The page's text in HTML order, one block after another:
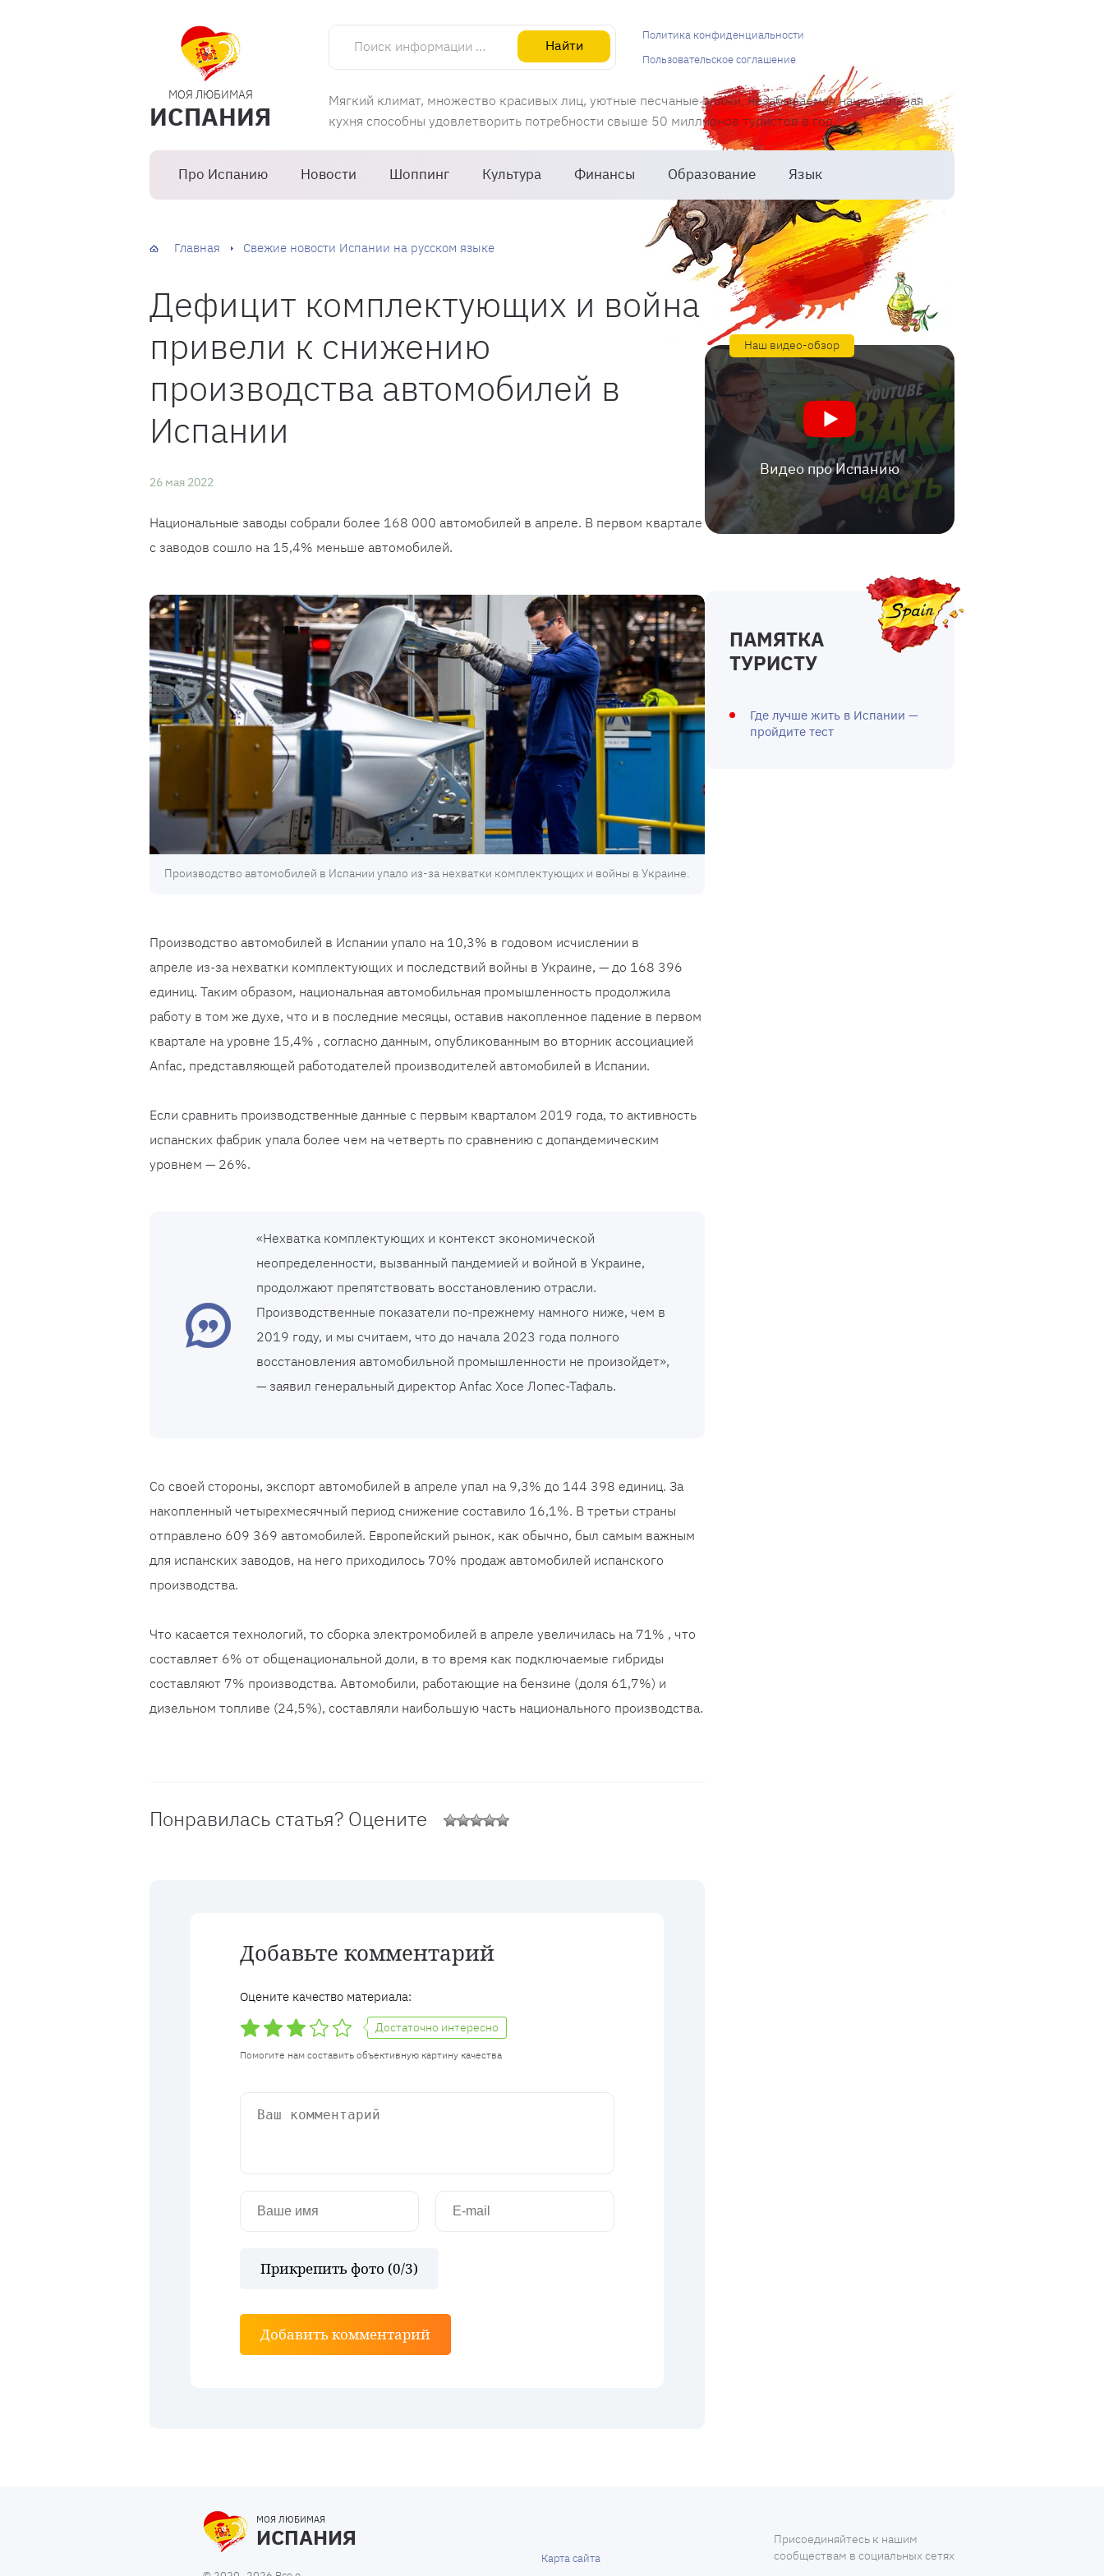
МОЯ ЛЮБИМАЯ
ИСПАНИЯ
Поиск информации об Испании
Найти
Мягкий климат, множество красивых лиц, уютные песчаные пляжи, незабываемая национальная
кухня способны удовлетворить потребности свыше 50 миллионов туристов в год.
Про Испанию Новости Шоппинг Культура Финансы Образование Язык
Политика конфиденциальности
Пользовательское соглашение
Главная Свежие новости Испании на русском языке
Дефицит комплектующих и война
привели к снижению
производства автомобилей в
Испании
26 мая 2022
Национальные заводы собрали более 168 000 автомобилей в апреле. В первом квартале
с заводов сошло на 15,4% меньше автомобилей.
Производство автомобилей в Испании упало из-за нехватки комплектующих и войны в Украине.
Производство автомобилей в Испании упало на 10,3% в годовом исчислении в
апреле из-за нехватки комплектующих и последствий войны в Украине, — до 168 396
единиц. Таким образом, национальная автомобильная промышленность продолжила
работу в том же духе, что и в последние месяцы, оставив накопленное падение в первом
квартале на уровне 15,4% , согласно данным, опубликованным во вторник ассоциацией
Anfac, представляющей работодателей производителей автомобилей в Испании.
Если сравнить производственные данные с первым кварталом 2019 года, то активность
испанских фабрик упала более чем на четверть по сравнению с допандемическим
уровнем — 26%.
«Нехватка комплектующих и контекст экономической
неопределенности, вызванный пандемией и войной в Украине,
продолжают препятствовать восстановлению отрасли.
Производственные показатели по-прежнему намного ниже, чем в
2019 году, и мы считаем, что до начала 2023 года полного
восстановления автомобильной промышленности не произойдет»,
— заявил генеральный директор Anfac Хосе Лопес-Тафаль.
Со своей стороны, экспорт автомобилей в апреле упал на 9,3% до 144 398 единиц. За
накопленный четырехмесячный период снижение составило 16,1%. В третьи страны
отправлено 609 369 автомобилей. Европейский рынок, как обычно, был самым важным
для испанских заводов, на него приходилось 70% продаж автомобилей испанского
производства.
Что касается технологий, то сборка электромобилей в апреле увеличилась на 71% , что
составляет 6% от общенациональной доли, в то время как подключаемые гибриды
составляют 7% производства. Автомобили, работающие на бензине (доля 61,7%) и
дизельном топливе (24,5%), составляли наибольшую часть национального производства.
Понравилась статья? Оцените
Добавьте комментарий
Оцените качество материала:
Достаточно интересно
Помогите нам составить объективную картину качества
Прикрепить фото (0/3)
Добавить комментарий
Наш видео-обзор
Видео про Испанию
ПАМЯТКА
ТУРИСТУ
Где лучше жить в Испании —
пройдите тест
МОЯ ЛЮБИМАЯ
ИСПАНИЯ
Карта сайта
Присоединяйтесь к нашим
сообществам в социальных сетях